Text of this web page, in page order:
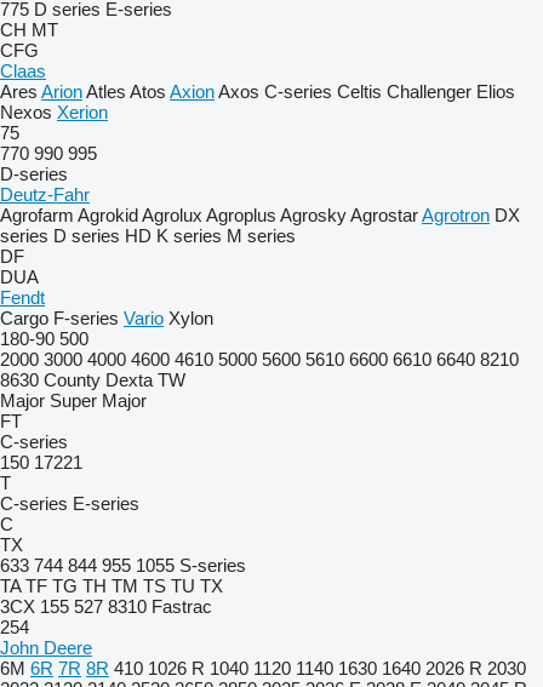
775 D series E-series
CH MT
CFG
Claas
Ares ArionAtles Atos AxionAxos C-series Celtis Challenger Elios
Nexos Xerion
75
770 990 995
D-series
Deutz-Fahr
Agrofarm AgrokidAgrolux Agroplus AgroskyAgrostarAgrotron DX
series D series HD K series M series
DF
DUA
Fendt
Cargo F-series Vario Xylon
180-90 500
2000 3000 4000 4600 4610 5000 5600 5610 6600 6610 6640 8210
8630 County Dexta TW
Major Super Major
FT
C-series
150 17221
T
C-series E-series
C
TX
633 744 844 955 1055 S-series
TA TF TG TH TM TS TU TX
3CX 155 527 8310 Fastrac
254
John Deere
6M 6R 7R 8R 410 1026 R 1040 1120 1140 1630 1640 2026 R 2030